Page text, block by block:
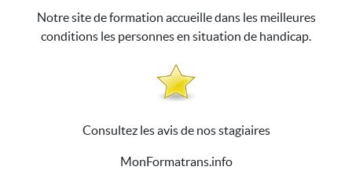
Notre site de formation accueille dans les meilleures
conditions les personnes en situation de handicap.
Consultez les avis de nos stagiaires
MonFormatrans.info